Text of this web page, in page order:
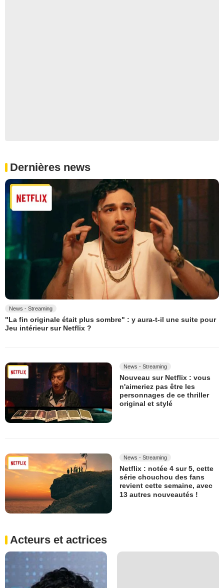
Dernières news
News - Streaming
"La fin originale était plus sombre" : y aura-t-il une suite pour
Jeu intérieur sur Netflix ?
News - Streaming
Nouveau sur Netflix : vous
n'aimeriez pas être les
personnages de ce thriller
original et stylé
News - Streaming
Netflix : notée 4 sur 5, cette
série chouchou des fans
revient cette semaine, avec
13 autres nouveautés !
Acteurs et actrices